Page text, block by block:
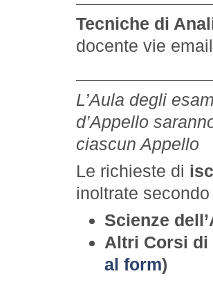
Tecniche di
docente vie
L’Aula degli
d’Appello
ciascun Appello
Le richieste di
inoltrate
Scienze
Altri Corsi di
al form)